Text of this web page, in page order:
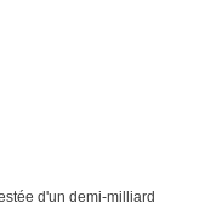
d'un demi-milliard